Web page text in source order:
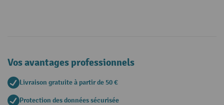
Vos avantages professionnels
Livraison gratuite à partir de 50 €
Protection des données sécurisée